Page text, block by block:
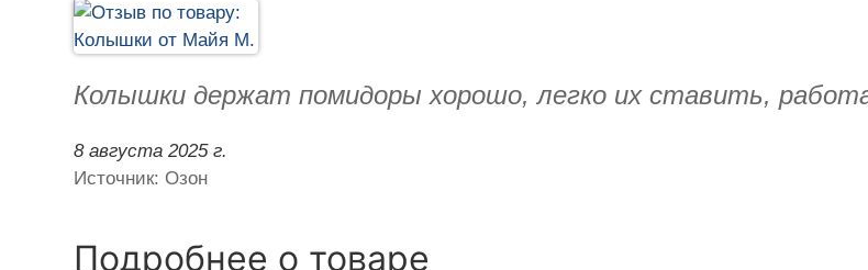
Колышки держат помидоры хорошо, легко их ставить,
8 августа 2025 г.
Источник: Озон
Подробнее о товаре